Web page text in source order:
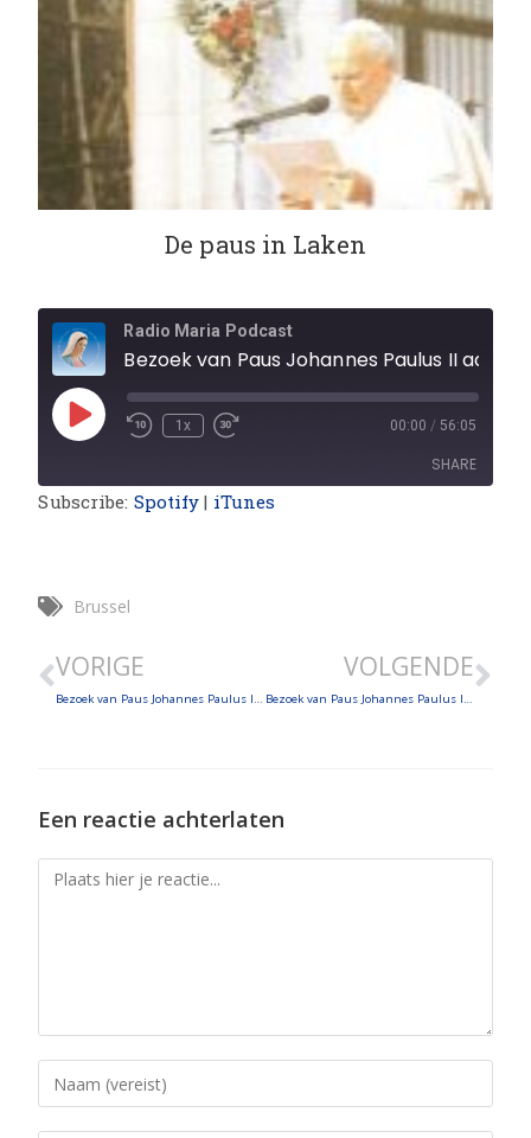
De paus in Laken
Radio Maria Podcast
1x 00:00 / 56:05
SHARE
Subscribe: Spotify | iTunes
Brussel
VORIGE
Bezoek van Paus Johannes Paulus II aan België (deel 2)
VOLGENDE
Bezoek van Paus Johannes Paulus II aan België (deel 4)
Een reactie achterlaten